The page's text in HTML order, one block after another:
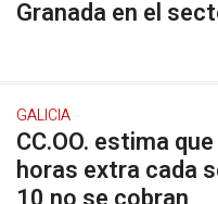
Granada en el
GALICIA
CC.OO. estima
horas extra cada